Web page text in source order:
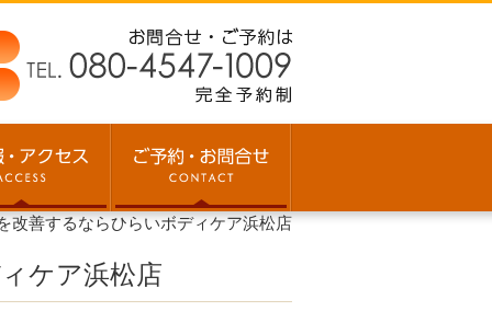
改善するならひらいボディケア浜松店
ケア浜松店